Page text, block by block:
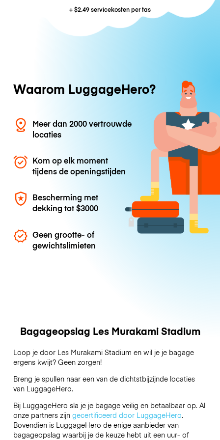
+$2.49servicekosten per tas
Waarom LuggageHero?
Meer dan 2000 vertrouwde
locaties
Kom op elk moment
tijdens de openingstijden
Bescherming met
dekking tot$3000
Geen grootte- of
gewichtslimieten
Bagageopslag Les Murakami Stadium
Loop je door Les Murakami Stadium en wil je je bagage
ergens kwijt? Geen zorgen!
Breng je spullen naar een van de dichtstbijzijnde locaties
van LuggageHero.
Bij LuggageHero sla je je bagage veilig en betaalbaar op. Al
onze partners zijn gecertificeerd door LuggageHero.
Bovendien is LuggageHero de enige aanbieder van
bagageopslag waarbij je de keuze hebt uit een uur- of